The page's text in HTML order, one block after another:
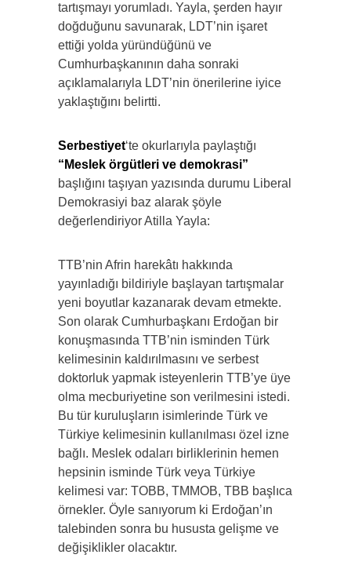
tartışmayı yorumladı. Yayla, şerden hayır
doğduğunu savunarak, LDT’nin işaret
ettiği yolda yüründüğünü ve
Cumhurbaşkanının daha sonraki
açıklamalarıyla LDT’nin önerilerine iyice
yaklaştığını belirtti.
Serbestiyet‘te okurlarıyla paylaştığı
“Meslek örgütleri ve demokrasi”
başlığını taşıyan yazısında durumu Liberal
Demokrasiyi baz alarak şöyle
değerlendiriyor Atilla Yayla:
TTB’nin Afrin harekâtı hakkında
yayınladığı bildiriyle başlayan tartışmalar
yeni boyutlar kazanarak devam etmekte.
Son olarak Cumhurbaşkanı Erdoğan bir
konuşmasında TTB’nin isminden Türk
kelimesinin kaldırılmasını ve serbest
doktorluk yapmak isteyenlerin TTB’ye üye
olma mecburiyetine son verilmesini istedi.
Bu tür kuruluşların isimlerinde Türk ve
Türkiye kelimesinin kullanılması özel izne
bağlı. Meslek odaları birliklerinin hemen
hepsinin isminde Türk veya Türkiye
kelimesi var: TOBB, TMMOB, TBB başlıca
örnekler. Öyle sanıyorum ki Erdoğan’ın
talebinden sonra bu hususta gelişme ve
değişiklikler olacaktır.